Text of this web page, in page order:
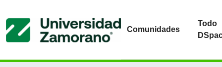
Comunidades
Todo